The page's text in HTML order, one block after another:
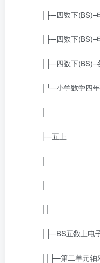
│├─四数下(BS)–
│├─四数下(BS)–
│├─四数下(BS)–
│└─小学数学四年
├─五上
│├─BS五数上电
││├─第二单元轴